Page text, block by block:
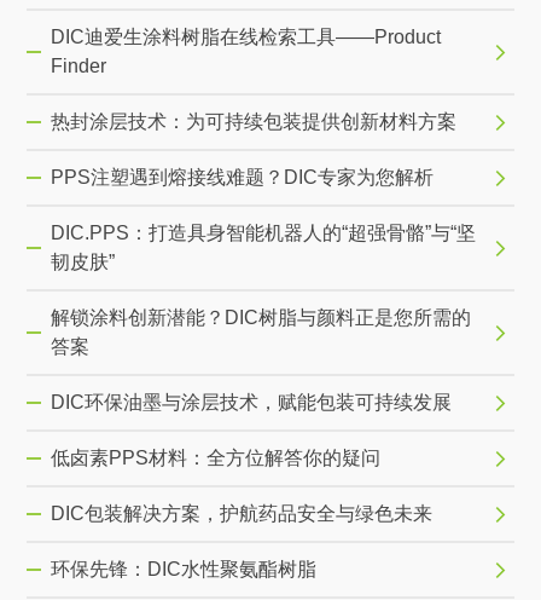
DIC迪爱生涂料树脂在线检索工具——Product
Finder
热封涂层技术：为可持续包装提供创新材料方案
PPS注塑遇到熔接线难题？DIC专家为您解析
DIC.PPS：打造具身智能机器人的“超强骨骼”与“坚
韧皮肤”
解锁涂料创新潜能？DIC树脂与颜料正是您所需的
答案
DIC环保油墨与涂层技术，赋能包装可持续发展
低卤素PPS材料：全方位解答你的疑问
DIC包装解决方案，护航药品安全与绿色未来
环保先锋：DIC水性聚氨酯树脂